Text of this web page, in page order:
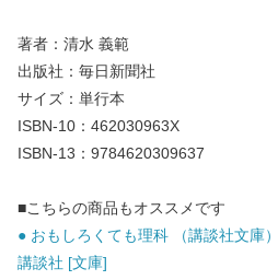
著者：清水 義範
出版社：毎日新聞社
サイズ：単行本
ISBN-10：462030963X
ISBN-13：9784620309637
■こちらの商品もオススメです
● おもしろくても理科 （講談社文庫
講談社 [文庫]